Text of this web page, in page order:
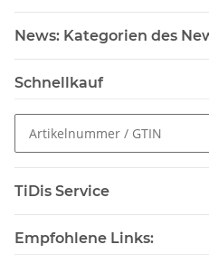
News: Kategorien des
Schnellkauf
TiDis Service
Empfohlene Links: